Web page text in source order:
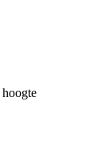
hoogte